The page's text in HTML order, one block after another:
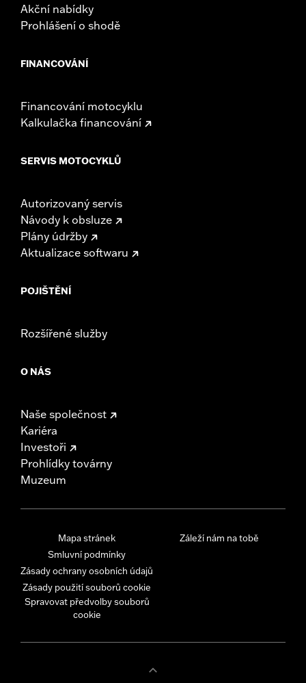
Akční nabídky
Prohlášení o shodě
FINANCOVÁNÍ
Financování motocyklu
Kalkulačka financování
SERVIS MOTOCYKLŮ
Autorizovaný servis
Návody k obsluze
Plány údržby
Aktualizace softwaru
POJIŠTĚNÍ
Rozšířené služby
O NÁS
Naše společnost
Kariéra
Investoři
Prohlídky továrny
Muzeum
Mapa stránek
Smluvní podmínky
Zásady ochrany osobních údajů
Zásady použití souborů cookie
Spravovat předvolby souborů
cookie
Záleží nám na tobě